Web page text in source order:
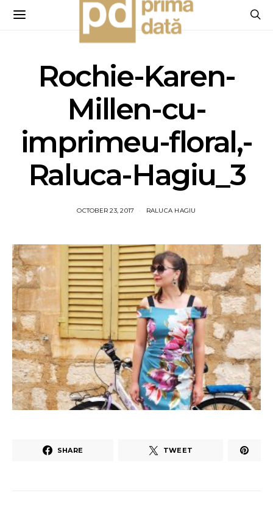
Rochie-Karen-
Millen-cu-
imprimeu-floral,-
Raluca-Hagiu_3
OCTOBER 23, 2017 RALUCA HAGIU
SHARE TWEET